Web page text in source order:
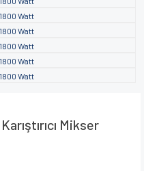
Mikser